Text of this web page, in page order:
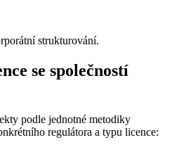
strukturování.
se společností
podle jednotné metodiky
regulátora a typu licence: